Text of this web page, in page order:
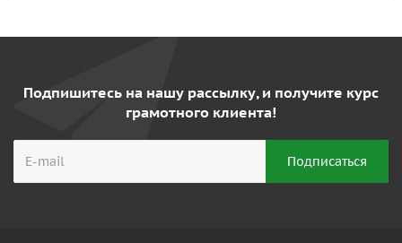
Подпишитесь на нашу рассылку, и получите курс
грамотного клиента!